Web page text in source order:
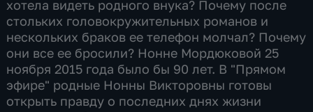
хотела видеть родного внука? Почему после
стольких головокружительных романов и
нескольких браков ее телефон молчал? Почему
они все ее бросили? Нонне Мордюковой 25
ноября 2015 года было бы 90 лет. В "Прямом
эфире" родные Нонны Викторовны готовы
открыть правду о последних днях жизни